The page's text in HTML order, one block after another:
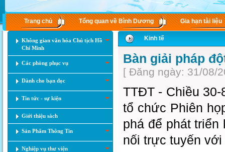
Trang chủ Tổng quan về Bình Dương Gia hạn tài liệu
Không gian văn hóa Chủ tịch Hồ
Chí Minh
Các phòng phục vụ
Dành cho bạn đọc
Tin tức - sự kiện
Giới thiệu sách
Sản Phẩm Thông Tin
Nghiệp vụ thư viện
Kinh tế
Bàn giải pháp
[ Đăng ngày: 31/08/
TTĐT - Chiều
tổ chức Phiên
phá để phát
nối trực tuyến